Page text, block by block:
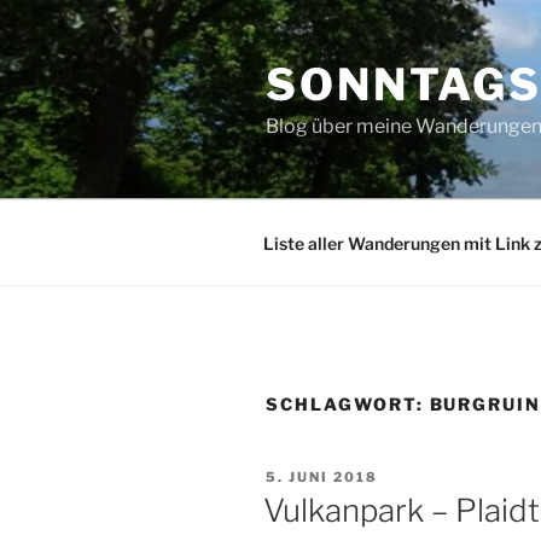
Zum
Inhalt
springen
Blog über meine
Liste aller Wanderungen mit Link
SCHLAGWORT:
VERÖFFENTLICHT
AM
5. JUNI 2018
Vulkanpark –